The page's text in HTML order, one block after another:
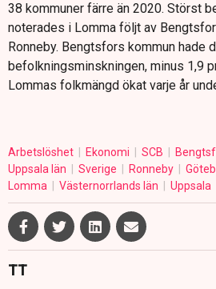
38 kommuner färre än 2020. Störst
noterades i Lomma följt av
Ronneby. Bengtsfors kommun hade
befolkningsminskningen, minus 1,9
Lommas folkmängd ökat varje år
Arbetslöshet Ekonomi SCB
Uppsala län
Sverige Ronneby
Lomma
Västernorrlands län Uppsala
TT